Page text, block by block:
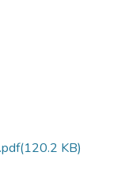
(120.2 KB)